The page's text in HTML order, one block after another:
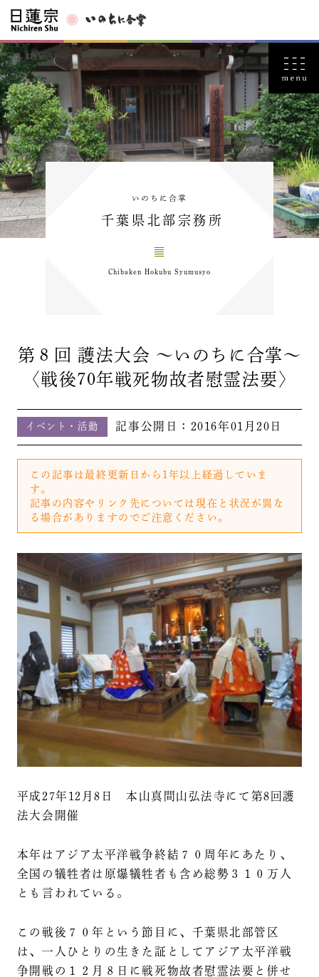
いのちに合掌
千葉県北部宗務所
Chibaken Hokubu Syumusyo
第８回 護法大会 ～いのちに合掌～
〈戦後70年戦死物故者慰霊法要〉
イベント・活動 記事公開日： 2016年01月20日
この記事は最終更新日から1年以上経過していま
す。
記事の内容やリンク先については現在と状況が異な
る場合がありますのでご注意ください。
平成27年12月8日 本山真間山弘法寺にて第8回護
法大会開催
本年はアジア太平洋戦争終結７０周年にあたり、
全国の犠牲者は原爆犠牲者も含め総勢３１０万人
とも言われている。
この戦後７０年という節目に、千葉県北部管区
は、一人ひとりの生きた証としてアジア太平洋戦
争開戦の１２月８日に戦死物故者慰霊法要と併せ